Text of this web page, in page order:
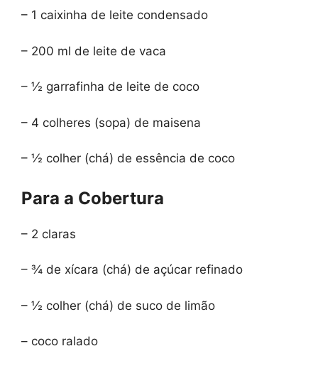
– 1 caixinha de leite condensado
– 200 ml de leite de vaca
– ½ garrafinha de leite de coco
– 4 colheres (sopa) de maisena
– ½ colher (chá) de essência de coco
Para a Cobertura
– 2 claras
– ¾ de xícara (chá) de açúcar refinado
– ½ colher (chá) de suco de limão
– coco ralado